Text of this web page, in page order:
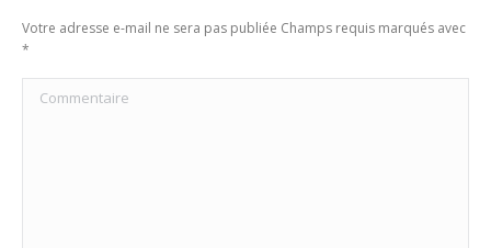
Votre adresse e-mail ne sera pas publiée Champs requis marqués avec
*
Commentaire